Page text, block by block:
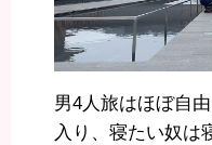
男4人旅はほぼ自
入り、寝たい奴は